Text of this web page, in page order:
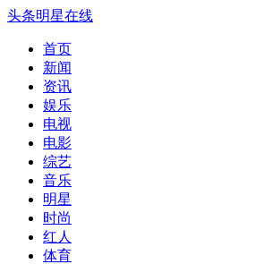
头条明星在线
首页
新闻
资讯
娱乐
电视
电影
综艺
音乐
明星
时尚
红人
体育